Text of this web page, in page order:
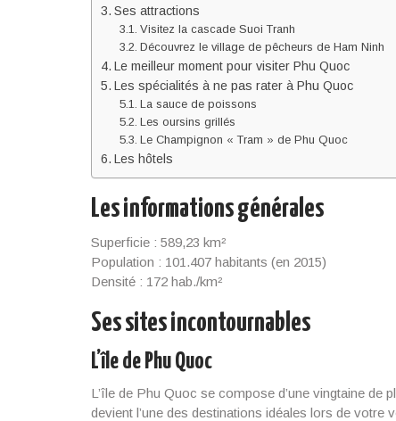
Ses attractions
Visitez la cascade Suoi Tranh
Découvrez le village de pêcheurs de Ham Ninh
Le meilleur moment pour visiter Phu Quoc
Les spécialités à ne pas rater à Phu Quoc
La sauce de poissons
Les oursins grillés
Le Champignon « Tram » de Phu Quoc
Les hôtels
Les informations générales
Superficie : 589,23 km²
Population : 101.407 habitants (en 2015)
Densité : 172 hab./km²
Ses sites incontournables
L’île de Phu Quoc
L’île de Phu Quoc se compose d’une vingtaine
devient l’une des destinations idéales lors de votre